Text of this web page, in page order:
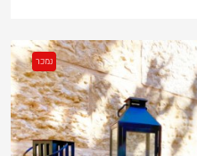
נמכר